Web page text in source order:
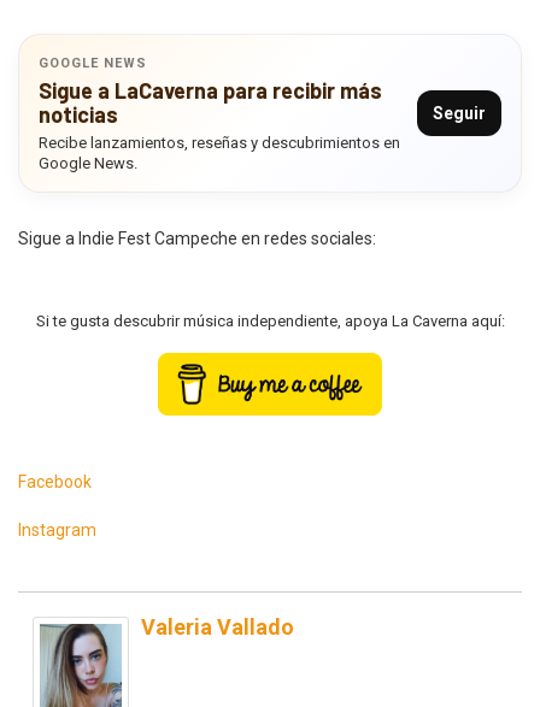
GOOGLE NEWS
Sigue a LaCaverna para recibir más
noticias
Recibe lanzamientos, reseñas y descubrimientos en
Google News.
Seguir
Sigue a Indie Fest Campeche en redes sociales:
Si te gusta descubrir música independiente, apoya La Caverna aquí:
Facebook
Instagram
Valeria Vallado